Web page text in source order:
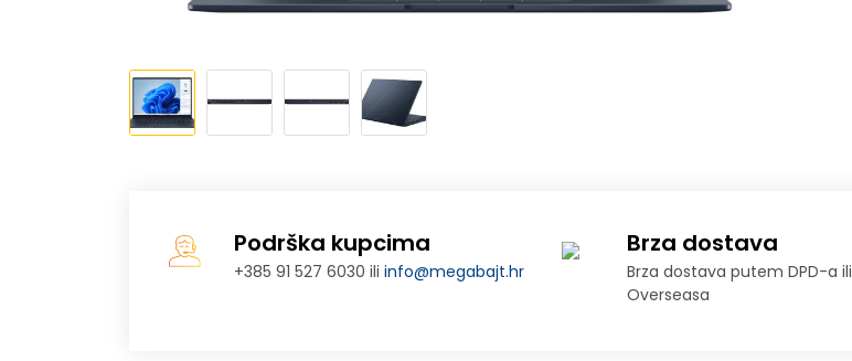
Podrška kupcima
+385 91 527 6030 iliinfo@megabajt.hr
Brza dostava
Brza dostava putem DPD-a ili
Overseasa